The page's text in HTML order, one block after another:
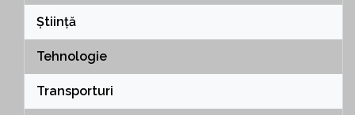
Știință
Tehnologie
Transporturi